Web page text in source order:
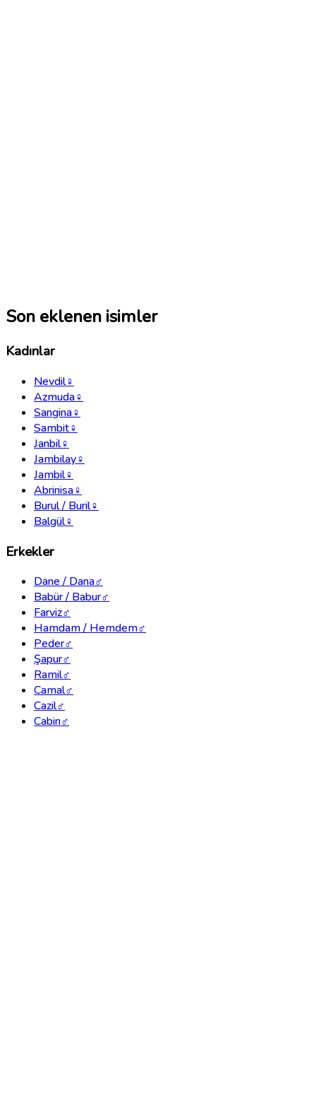
Son eklenen isimler
Kadınlar
Nevdil♀
Azmuda♀
Sangina♀
Sambit♀
Janbil♀
Jambilay♀
Jambil♀
Abrinisa♀
Burul / Buril♀
Balgül♀
Erkekler
Dane / Dana♂
Babür / Babur♂
Farviz♂
Hamdam / Hemdem♂
Peder♂
Şapur♂
Ramil♂
Camal♂
Cazil♂
Cabin♂